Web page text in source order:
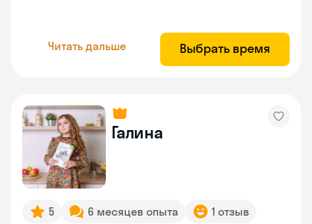
Читать дальше Выбрать время
Галина
5 6 месяцев опыта 1 отзыв